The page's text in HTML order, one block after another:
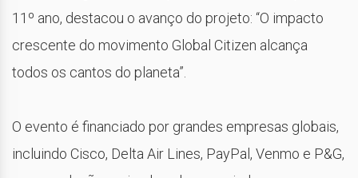
11º ano, destacou o avanço do projeto: “O impacto
crescente do movimento Global Citizen alcança
todos os cantos do planeta”.
O evento é financiado por grandes empresas globais,
incluindo Cisco, Delta Air Lines, PayPal, Venmo e P&G,